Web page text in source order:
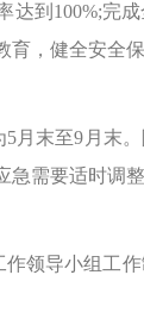
到100%;完
，健全安全
末至9月末
需要适时调
导小组工作